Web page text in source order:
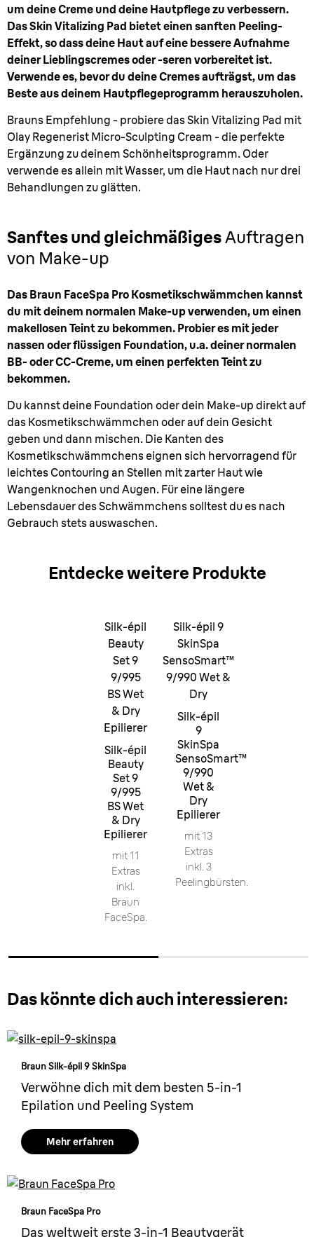
um deine Creme und deine Hautpflege zu verbessern.
Das Skin Vitalizing Pad bietet einen sanften Peeling-
Effekt, so dass deine Haut auf eine bessere Aufnahme
deiner Lieblingscremes oder -seren vorbereitet ist.
Verwende es, bevor du deine Cremes aufträgst, um das
Beste aus deinem Hautpflegeprogramm herauszuholen.
Brauns Empfehlung - probiere das Skin Vitalizing Pad mit
Olay Regenerist Micro-Sculpting Cream - die perfekte
Ergänzung zu deinem Schönheitsprogramm. Oder
verwende es allein mit Wasser, um die Haut nach nur drei
Behandlungen zu glätten.
Sanftes und gleichmäßigesAuftragen
von Make-up
Das Braun FaceSpa Pro Kosmetikschwämmchen kannst
du mit deinem normalen Make-up verwenden, um einen
makellosen Teint zu bekommen. Probier es mit jeder
nassen oder flüssigen Foundation, u.a. deiner normalen
BB- oder CC-Creme, um einen perfekten Teint zu
bekommen.
Du kannst deine Foundation oder dein Make-up direkt auf
das Kosmetikschwämmchen oder auf dein Gesicht
geben und dann mischen. Die Kanten des
Kosmetikschwämmchens eignen sich hervorragend für
leichtes Contouring an Stellen mit zarter Haut wie
Wangenknochen und Augen. Für eine längere
Lebensdauer des Schwämmchens solltest du es nach
Gebrauch stets auswaschen.
Entdecke weitere Produkte
Silk-épil
Beauty
Set 9
9/995
BS Wet
& Dry
Epilierer
Silk-épil
Beauty
Set 9
9/995
BS Wet
& Dry
Epilierer
mit 11
Extras
inkl.
Braun
FaceSpa.
Silk-épil 9
SkinSpa
SensoSmart™
9/990 Wet &
Dry
Silk-épil
9
SkinSpa
SensoSmart™
9/990
Wet &
Dry
Epilierer
mit 13
Extras
inkl. 3
Peelingbürsten.
Das könnte dich auch interessieren:
Braun Silk-épil 9 SkinSpa
Verwöhne dich mit dem besten 5-in-1
Epilation und Peeling System
Mehr erfahren
Braun FaceSpa Pro
Das weltweit erste 3-in-1 Beautygerät